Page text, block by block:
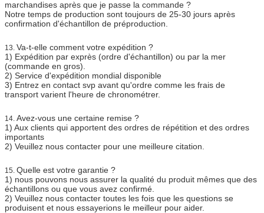
marchandises après que je passe la commande ?
Notre temps de production sont toujours de 25-30 jours après
confirmation d'échantillon de préproduction.
13. Va-t-elle comment votre expédition ?
1) Expédition par exprès (ordre d'échantillon) ou par la mer
(commande en gros).
2) Service d'expédition mondial disponible
3) Entrez en contact svp avant qu'ordre comme les frais de
transport varient l'heure de chronométrer.
14. Avez-vous une certaine remise ?
1) Aux clients qui apportent des ordres de répétition et des ordres
importants
2) Veuillez nous contacter pour une meilleure citation.
15. Quelle est votre garantie ?
1) nous pouvons nous assurer la qualité du produit mêmes que des
échantillons ou que vous avez confirmé.
2) Veuillez nous contacter toutes les fois que les questions se
produisent et nous essayerions le meilleur pour aider.